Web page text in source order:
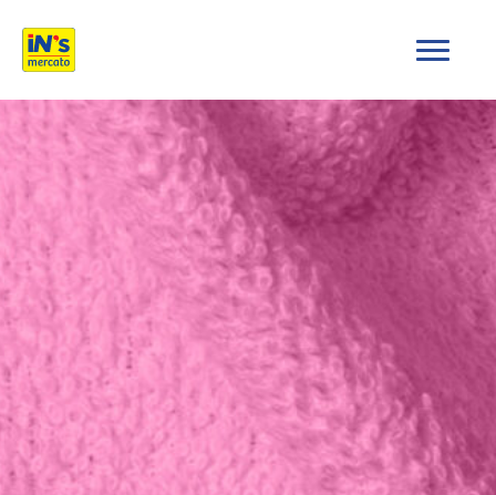
iN's Mercato